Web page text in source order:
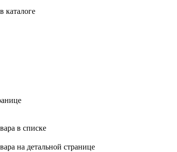
каталоге
в списке
на детальной странице